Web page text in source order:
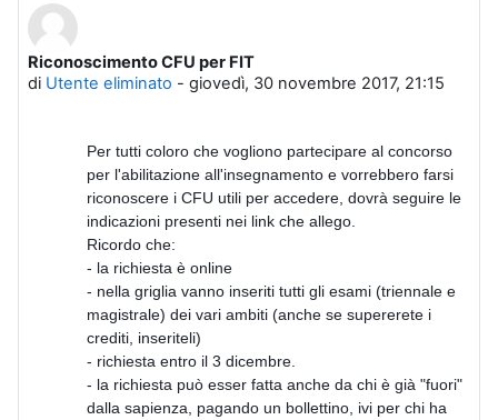
Riconoscimento CFU per FIT
di Utente eliminato - giovedì, 30 novembre 2017, 21:15
Numero di risposte: 0
Per tutti coloro che vogliono partecipare al concorso
per l'abilitazione all'insegnamento e vorrebbero farsi
riconoscere i CFU utili per accedere, dovrà seguire le
indicazioni presenti nei link che allego.
Ricordo che:
- la richiesta è online
- nella griglia vanno inseriti tutti gli esami (triennale e
magistrale) dei vari ambiti (anche se supererete i
crediti, inseriteli)
- richiesta entro il 3 dicembre.
- la richiesta può esser fatta anche da chi è già "fuori"
dalla sapienza, pagando un bollettino, ivi per chi ha